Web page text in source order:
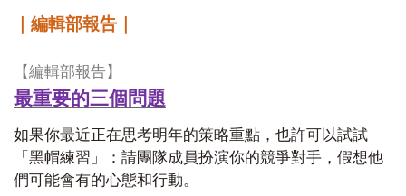
｜編輯部報告｜
【編輯部報告】
最重要的三個問題
如果你最近正在思考明年的策略重點，也許可以試試
「黑帽練習」：請團隊成員扮演你的競爭對手，假想他
們可能會有的心態和行動。